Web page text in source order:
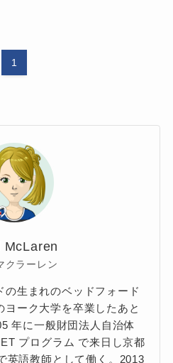
1
McLaren
クラーレン
の生まれのベッドフォード
ヨーク大学を卒業したあと
年に一般財団法人自治体
プログラム で来日し京都
英語教師として働く。2013